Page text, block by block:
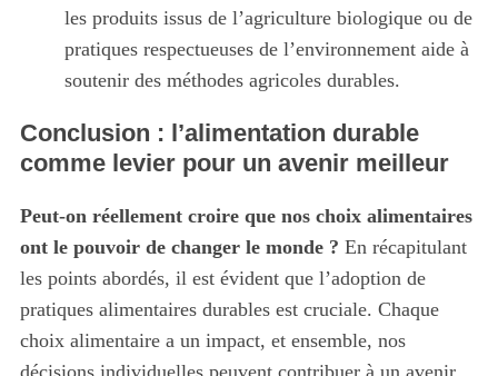
les produits issus de l’agriculture biologique ou de
pratiques respectueuses de l’environnement aide à
soutenir des méthodes agricoles durables.
Conclusion : l’alimentation durable
comme levier pour un avenir meilleur
Peut-on réellement croire que nos choix alimentaires
ont le pouvoir de changer le monde ? En récapitulant
les points abordés, il est évident que l’adoption de
pratiques alimentaires durables est cruciale. Chaque
choix alimentaire a un impact, et ensemble, nos